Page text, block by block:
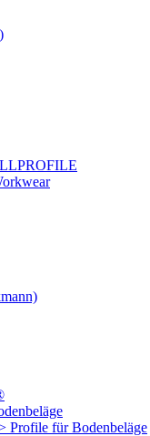
Profile für Bodenbeläge